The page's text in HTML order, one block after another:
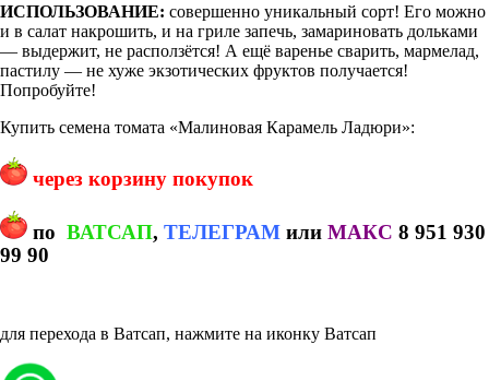
ИСПОЛЬЗОВАНИЕ: совершенно уникальный сорт! Его можно
и в салат накрошить, и на гриле запечь, замариновать дольками
— выдержит, не расползётся! А ещё варенье сварить, мармелад,
пастилу — не хуже экзотических фруктов получается!
Попробуйте!
Купить семена томата «Малиновая Карамель Ладюри»:
через корзину покупок
по ВАТСАП, ТЕЛЕГРАМ или МАКС 8 951 930
99 90
для перехода в Ватсап, нажмите на иконку Ватсап